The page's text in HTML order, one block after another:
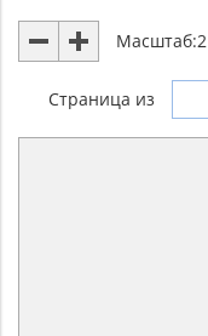
Масштаб:2
Страница из